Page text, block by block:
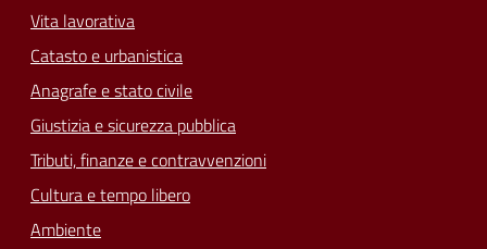
Vita lavorativa
Catasto e urbanistica
Anagrafe e stato civile
Giustizia e sicurezza pubblica
Tributi, finanze e contravvenzioni
Cultura e tempo libero
Ambiente